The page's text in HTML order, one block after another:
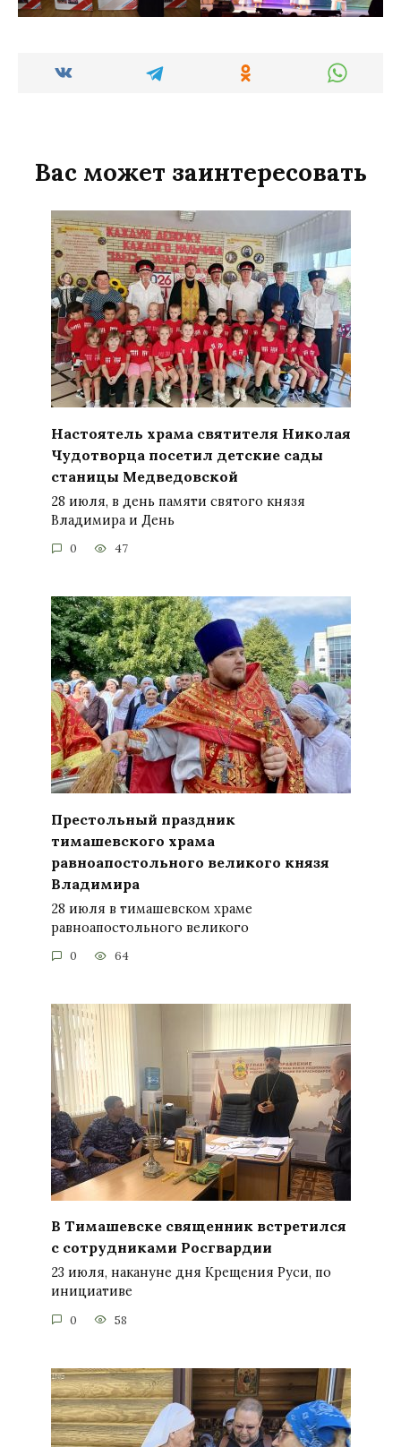
Вас может заинтересовать
Настоятель храма святителя Николая
Чудотворца посетил детские сады
станицы Медведовской
28 июля, в день памяти святого князя
Владимира и День
0 47
Престольный праздник
тимашевского храма
равноапостольного великого князя
Владимира
28 июля в тимашевском храме
равноапостольного великого
0 64
В Тимашевске священник встретился
с сотрудниками Росгвардии
23 июля, накануне дня Крещения Руси, по
инициативе
0 58